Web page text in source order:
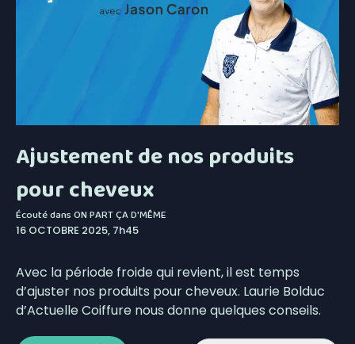
Ajustement de nos produits
pour cheveux
Écouté dansON PART ÇA D'MÊME
16 OCTOBRE 2025, 7h45
Avec la période froide qui revient, il est temps
d’ajuster nos produits pour cheveux. Laurie Bolduc
d’Actuelle Coiffure nous donne quelques conseils.